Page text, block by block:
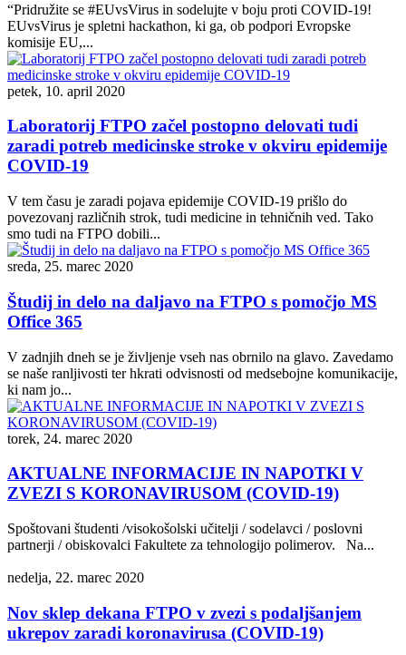
“Pridružite se #EUvsVirus in sodelujte v boju proti COVID-19!
EUvsVirus je spletni hackathon, ki ga, ob podpori Evropske
komisije EU,...
petek, 10. april 2020
Laboratorij FTPO začel postopno delovati tudi
zaradi potreb medicinske stroke v okviru epidemije
COVID-19
V tem času je zaradi pojava epidemije COVID-19 prišlo do
povezovanj različnih strok, tudi medicine in tehničnih ved. Tako
smo tudi na FTPO dobili...
sreda, 25. marec 2020
Študij in delo na daljavo na FTPO s pomočjo MS
Office 365
V zadnjih dneh se je življenje vseh nas obrnilo na glavo. Zavedamo
se naše ranljivosti ter hkrati odvisnosti od medsebojne komunikacije,
ki nam jo...
torek, 24. marec 2020
AKTUALNE INFORMACIJE IN NAPOTKI V
ZVEZI S KORONAVIRUSOM (COVID-19)
Spoštovani študenti /visokošolski učitelji / sodelavci / poslovni
partnerji / obiskovalci Fakultete za tehnologijo polimerov. Na...
nedelja, 22. marec 2020
Nov sklep dekana FTPO v zvezi s podaljšanjem
ukrepov zaradi koronavirusa (COVID-19)